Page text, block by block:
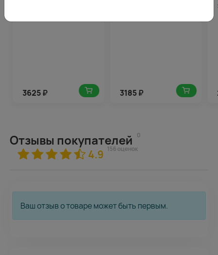
3625₽ 3185₽
Отзывы покупателей 0
4.9 156 оценок
Ваш отзыв о товаре может быть первым.